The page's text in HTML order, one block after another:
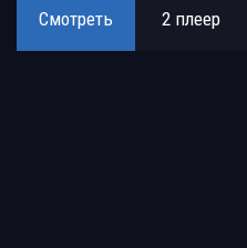
Смотреть 2 плеер